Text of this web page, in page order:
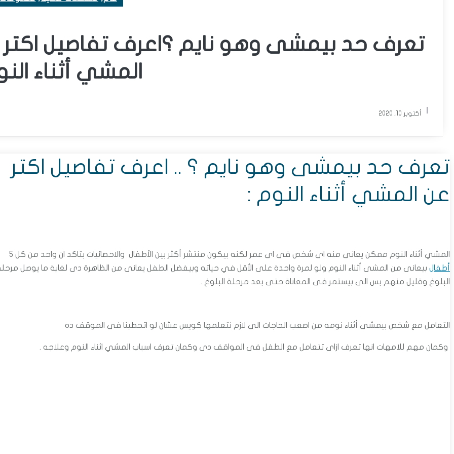
تعرف حد بيمشى وهو نايم ؟اعرف تفاصيل
المشي أثناء
أكتوبر 10, 2020
تعرف حد بيمشى وهو نايم ؟ .. اعرف تفاصيل اكتر
عن المشي أثناء النوم :
المشي أثناء النوم ممكن يعانى منه اى شخص فى اى عمر لكنه بيكون منتشر أكثر بين الأطفال والاحصائيات بتاكد ان واحد من كل 5
أطفال بيعانى من المشى أثناء النوم ولو لمرة واحدة على الأقل في حياته وبيفضل الطفل يعانى من الظاهرة دى لغاية ما يوصل
البلوغ وقليل منهم بس الى بيستمر فى المعاناة حتى بعد مرحلة البلوغ .
التعامل مع شخص بيمشى أثناء نومه من اصعب الحاجات الى لازم نتعلمها كويس عشان لو اتحطينا فى الموقف ده
وكمان مهم للامهات انها تعرف ازاى تتعامل مع الطفل فى المواقف دى وكمان تعرف اسباب المشي اثناء النوم وعلاجه .